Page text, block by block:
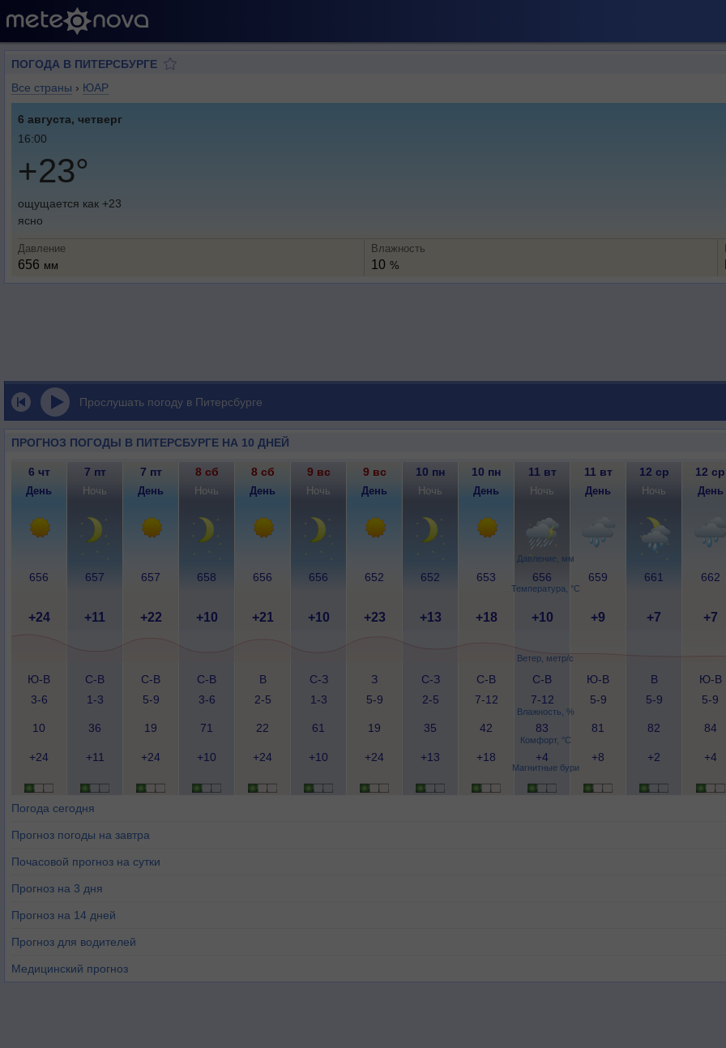
ПОГОДА В ПИТЕРСБУРГЕ
Все страны › ЮАР
6 августа, четверг
16:00
+23°
ощущается как +23
ясно
Давление
656 мм
Влажность
10 %
Прослушать погоду в Питерсбурге
ПРОГНОЗ ПОГОДЫ В ПИТЕРСБУРГЕ НА 10 ДНЕЙ
Давление, мм
Температура, °C
Ветер, метр/с
Влажность, %
Комфорт, °C
Магнитные бури
6 чт 7 пт 7 пт 8 сб 8 сб 9 вс 9 вс 10 пн 10 пн 11 вт 11 вт 12 ср 12 ср
День Ночь День Ночь День Ночь День Ночь День Ночь День Ночь День
656 657 657 658 656 656 652 652 653 656 659 661 662
+24 +11 +22 +10 +21 +10 +23 +13 +18 +10 +9 +7 +7
Ю-В
3-6
С-В
1-3
С-В
5-9
С-В
3-6
В
2-5
С-З
1-3
З
5-9
С-З
2-5
С-В
7-12
С-В
7-12
Ю-В
5-9
В
5-9
Ю-В
5-9
10 36 19 71 22 61 19 35 42 83 81 82 84
+24 +11 +24 +10 +24 +10 +24 +13 +18 +4 +8 +2 +4
Погода сегодня
Прогноз погоды на завтра
Почасовой прогноз на сутки
Прогноз на 3 дня
Прогноз на 14 дней
Прогноз для водителей
Медицинский прогноз